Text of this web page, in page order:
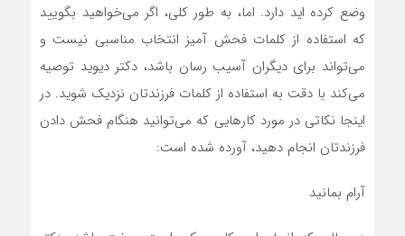
وضع کرده اید دارد. اما، به طور کلی، اگر می‌خواهید بگویید
که استفاده از کلمات فحش آمیز انتخاب مناسبی نیست و
می‌تواند برای دیگران آسیب رسان باشد، دکتر دیوید توصیه
می‌کند با دقت به استفاده از کلمات فرزندتان نزدیک شوید. در
اینجا نکاتی در مورد کار‌هایی که می‌توانید هنگام فحش دادن
فرزندتان انجام دهید، آورده شده است:
آرام بمانید